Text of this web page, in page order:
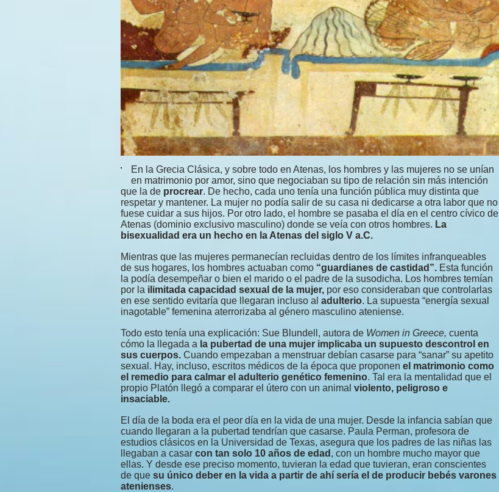
En la Grecia Clásica, y sobre todo en Atenas, los hombres y las mujeres no se unían
en matrimonio por amor, sino que negociaban su tipo de relación sin más intención
que la de procrear. De hecho, cada uno tenía una función pública muy distinta que
respetar y mantener. La mujer no podía salir de su casa ni dedicarse a otra labor que no
fuese cuidar a sus hijos. Por otro lado, el hombre se pasaba el día en el centro cívico de
Atenas (dominio exclusivo masculino) donde se veía con otros hombres. La
bisexualidad era un hecho en la Atenas del siglo V a.C.
Mientras que las mujeres permanecían recluidas dentro de los límites infranqueables
de sus hogares, los hombres actuaban como “guardianes de castidad”. Esta función
la podía desempeñar o bien el marido o el padre de la susodicha. Los hombres temían
por la ilimitada capacidad sexual de la mujer, por eso consideraban que controlarlas
en ese sentido evitaría que llegaran incluso al adulterio. La supuesta “energía sexual
inagotable” femenina aterrorizaba al género masculino ateniense.
Todo esto tenía una explicación: Sue Blundell, autora de Women in Greece, cuenta
cómo la llegada a la pubertad de una mujer implicaba un supuesto descontrol en
sus cuerpos. Cuando empezaban a menstruar debían casarse para “sanar” su apetito
sexual. Hay, incluso, escritos médicos de la época que proponen el matrimonio como
el remedio para calmar el adulterio genético femenino. Tal era la mentalidad que el
propio Platón llegó a comparar el útero con un animal violento, peligroso e
insaciable.
El día de la boda era el peor día en la vida de una mujer. Desde la infancia sabían que
cuando llegaran a la pubertad tendrían que casarse. Paula Perman, profesora de
estudios clásicos en la Universidad de Texas, asegura que los padres de las niñas las
llegaban a casar con tan solo 10 años de edad , con un hombre mucho mayor que
ellas. Y desde ese preciso momento, tuvieran la edad que tuvieran, eran conscientes
de que su único deber en la vida a partir de ahí sería el de producir bebés varones
atenienses.